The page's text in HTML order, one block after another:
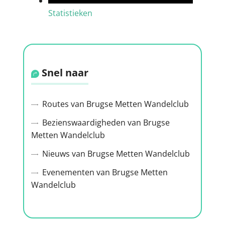
Statistieken
Snel naar
Routes van Brugse Metten Wandelclub
Bezienswaardigheden van Brugse
Metten Wandelclub
Nieuws van Brugse Metten Wandelclub
Evenementen van Brugse Metten
Wandelclub